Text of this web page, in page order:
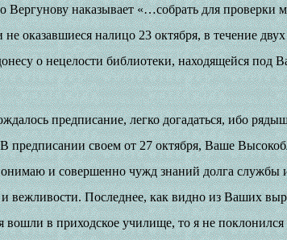
наказывает «…собрать для проверки
оказавшиеся налицо 23 октября, в течение двух
о нецелости библиотеки, находящейся под
предписание, легко догадаться, ибо
своем от 27 октября, Ваше
и совершенно чужд знаний долга службы
вежливости. Последнее, как видно из Ваших
вошли в приходское училище, то я не